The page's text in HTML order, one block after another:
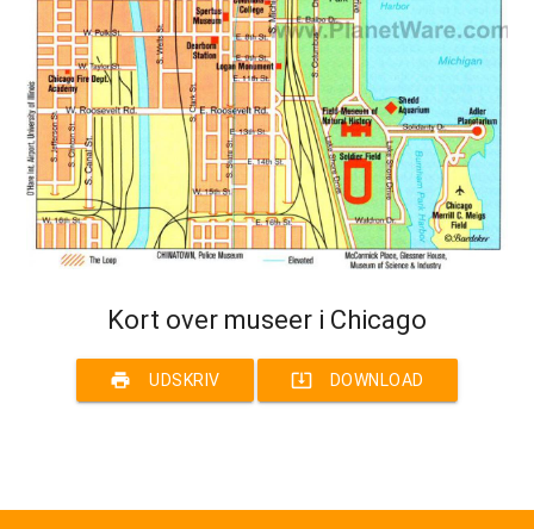
Kort over museer i Chicago
print UDSKRIV system_update_alt DOWNLOAD